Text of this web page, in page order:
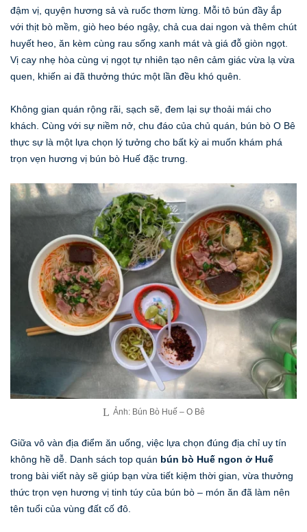
đậm vị, quyện hương sả và ruốc thơm lừng. Mỗi tô bún đầy ắp
với thịt bò mềm, giò heo béo ngậy, chả cua dai ngon và thêm chút
huyết heo, ăn kèm cùng rau sống xanh mát và giá đỗ giòn ngọt.
Vị cay nhẹ hòa cùng vị ngọt tự nhiên tạo nên cảm giác vừa lạ vừa
quen, khiến ai đã thưởng thức một lần đều khó quên.
Không gian quán rộng rãi, sạch sẽ, đem lại sự thoải mái cho
khách. Cùng với sự niềm nở, chu đáo của chủ quán, bún bò O Bê
thực sự là một lựa chọn lý tưởng cho bất kỳ ai muốn khám phá
trọn vẹn hương vị bún bò Huế đặc trưng.
Ảnh: Bún Bò Huế – O Bê
Giữa vô vàn địa điểm ăn uống, việc lựa chọn đúng địa chỉ uy tín
không hề dễ. Danh sách top quán bún bò Huế ngon ở Huế
trong bài viết này sẽ giúp bạn vừa tiết kiệm thời gian, vừa thưởng
thức trọn vẹn hương vị tinh túy của bún bò – món ăn đã làm nên
tên tuổi của vùng đất cố đô.